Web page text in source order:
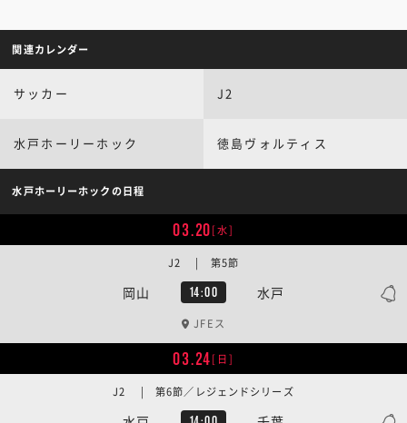
関連カレンダー
サッカー J2
水戸ホーリーホック 徳島ヴォルティス
水戸ホーリーホックの日程
03.20[水]
岡山 14:00 水戸
J2 | 第5節
JFEス
03.24[日]
J2 | 第6節／レジェンドシリーズ